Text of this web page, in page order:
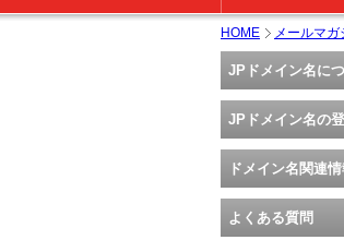
HOME メールマガ
JPドメイン名に
JPドメイン名の
ドメイン名関連
よくある質問